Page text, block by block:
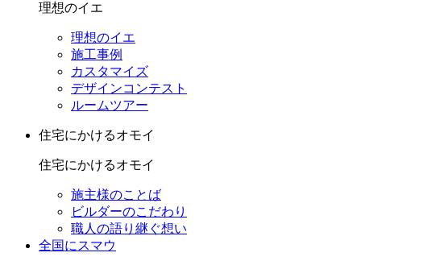
理想のイエ
理想のイエ
施工事例
カスタマイズ
デザインコンテスト
ルームツアー
住宅にかけるオモイ
住宅にかけるオモイ
施主様のことば
ビルダーのこだわり
職人の語り継ぐ想い
全国にスマウ